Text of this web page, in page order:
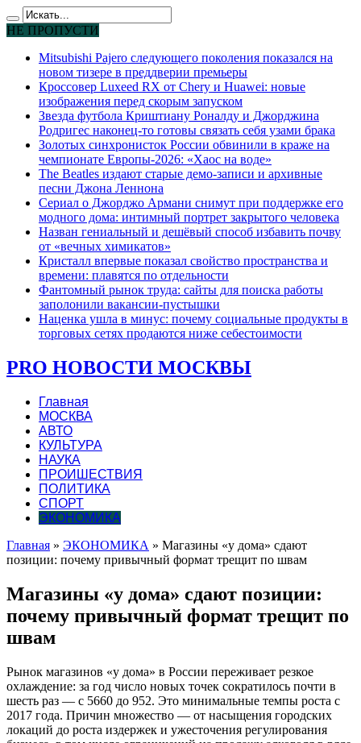
НЕ ПРОПУСТИ
Mitsubishi Pajero следующего поколения показался на
новом тизере в преддверии премьеры
Кроссовер Luxeed RX от Chery и Huawei: новые
изображения перед скорым запуском
Звезда футбола Криштиану Роналду и Джорджина
Родригес наконец-то готовы связать себя узами брака
Золотых синхронисток России обвинили в краже на
чемпионате Европы-2026: «Хаос на воде»
The Beatles издают старые демо-записи и архивные
песни Джона Леннона
Сериал о Джорджо Армани снимут при поддержке его
модного дома: интимный портрет закрытого человека
Назван гениальный и дешёвый способ избавить почву
от «вечных химикатов»
Кристалл впервые показал свойство пространства и
времени: плавятся по отдельности
Фантомный рынок труда: сайты для поиска работы
заполонили вакансии-пустышки
Наценка ушла в минус: почему социальные продукты в
торговых сетях продаются ниже себестоимости
PRO НОВОСТИ МОСКВЫ
Главная
МОСКВА
АВТО
КУЛЬТУРА
НАУКА
ПРОИШЕСТВИЯ
ПОЛИТИКА
СПОРТ
ЭКОНОМИКА
Главная » ЭКОНОМИКА » Магазины «у дома» сдают
позиции: почему привычный формат трещит по швам
Магазины «у дома» сдают позиции:
почему привычный формат трещит по
швам
Рынок магазинов «у дома» в России переживает резкое
охлаждение: за год число новых точек сократилось почти в
шесть раз — с 5660 до 952. Это минимальные темпы роста с
2017 года. Причин множество — от насыщения городских
локаций до роста издержек и ужесточения регулирования